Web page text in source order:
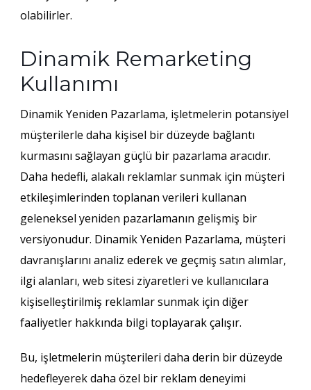
olabilirler.
Dinamik Remarketing
Kullanımı
Dinamik Yeniden Pazarlama, işletmelerin potansiyel
müşterilerle daha kişisel bir düzeyde bağlantı
kurmasını sağlayan güçlü bir pazarlama aracıdır.
Daha hedefli, alakalı reklamlar sunmak için müşteri
etkileşimlerinden toplanan verileri kullanan
geleneksel yeniden pazarlamanın gelişmiş bir
versiyonudur. Dinamik Yeniden Pazarlama, müşteri
davranışlarını analiz ederek ve geçmiş satın alımlar,
ilgi alanları, web sitesi ziyaretleri ve kullanıcılara
kişiselleştirilmiş reklamlar sunmak için diğer
faaliyetler hakkında bilgi toplayarak çalışır.
Bu, işletmelerin müşterileri daha derin bir düzeyde
hedefleyerek daha özel bir reklam deneyimi